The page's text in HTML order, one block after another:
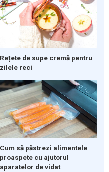
Rețete de supe cremă pentru
zilele reci
Cum să păstrezi alimentele
proaspete cu ajutorul
aparatelor de vidat